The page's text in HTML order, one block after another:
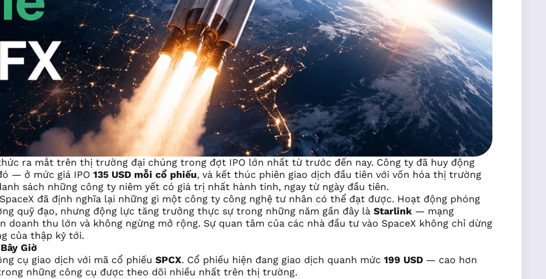
ra mắt trên thị trường đại chúng trong đợt IPO lớn nhất từ trước đến nay. Công ty đã huy động
— ở mức giá IPO 135 USD mỗi cổ phiếu, và kết thúc phiên giao dịch đầu tiên với vốn hóa thị trường
sách những công ty niêm yết có giá trị nhất hành tinh, ngay từ ngày đầu tiên.
đã định nghĩa lại những gì một công ty công nghệ tư nhân có thể đạt được. Hoạt động phóng
quỹ đạo, nhưng động lực tăng trưởng thực sự trong những năm gần đây là Starlink — mạng
thu lớn và không ngừng mở rộng. Sự quan tâm của các nhà đầu tư vào SpaceX không chỉ dừng
của thập kỷ tới.
Giờ
cụ giao dịch với mã cổ phiếu SPCX. Cổ phiếu hiện đang giao dịch quanh mức 199 USD — cao hơn
những công cụ được theo dõi nhiều nhất trên thị trường.